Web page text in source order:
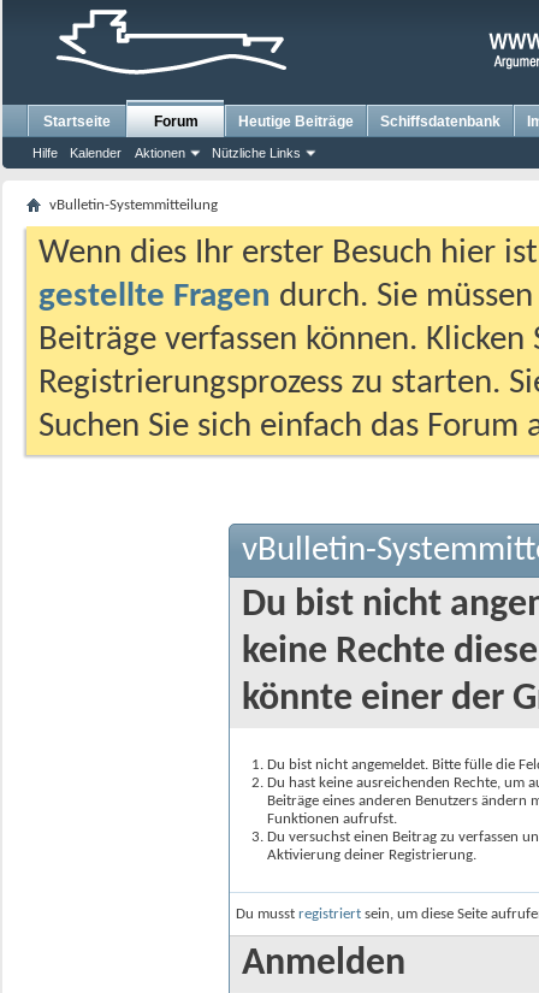
Startseite Forum
Hilfe Kalender Aktionen Nützliche Links
Heutige Beiträge Schiffsdatenbank
vBulletin-Systemmitteilung
Wenn dies Ihr erster Besuch hier
gestellte Fragen durch. Sie
Beiträge verfassen können.
Registrierungsprozess zu starten.
Suchen Sie sich einfach das
vBulletin-
Du bist nicht
keine Rechte
könnte einer der
Du bist nicht angemeldet. Bitte fülle die
Du hast keine ausreichenden Rechte, um
Beiträge eines anderen Benutzers
Funktionen aufrufst.
Du versuchst einen Beitrag zu verfassen
Aktivierung deiner Registrierung.
Du musst registriert sein, um diese Seite
Anmelden